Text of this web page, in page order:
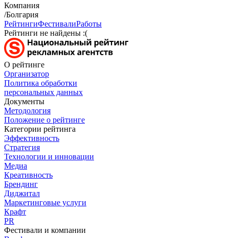
Компания
/Болгария
РейтингиФестивалиРаботы
Рейтинги не найдены :(
О рейтинге
Организатор
Политика обработки
персональных данных
Документы
Методология
Положение о рейтинге
Категории рейтинга
Эффективность
Стратегия
Технологии и инновации
Медиа
Креативность
Брендинг
Диджитал
Маркетинговые услуги
Крафт
PR
Фестивали и компании